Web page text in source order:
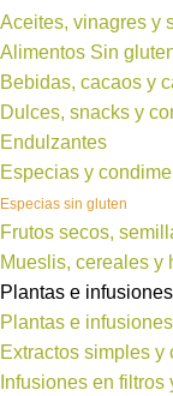
Aceites, vinagres y
Alimentos Sin
Bebidas, cacaos y
Dulces, snacks y
Endulzantes
Especias y
Especias sin gluten
Frutos secos,
Mueslis, cereales y
Plantas e infusiones
Plantas e
Extractos simples y
Infusiones en filtros